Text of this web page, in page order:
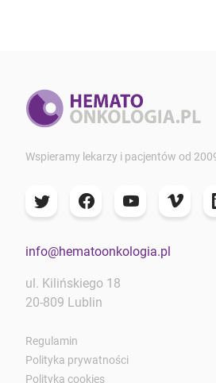
Wspieramy lekarzy i pacjentów od
info@hematoonkologia.pl
ul. Kilińskiego 18
20-809 Lublin
Regulamin
Polityka prywatności
Polityka cookies